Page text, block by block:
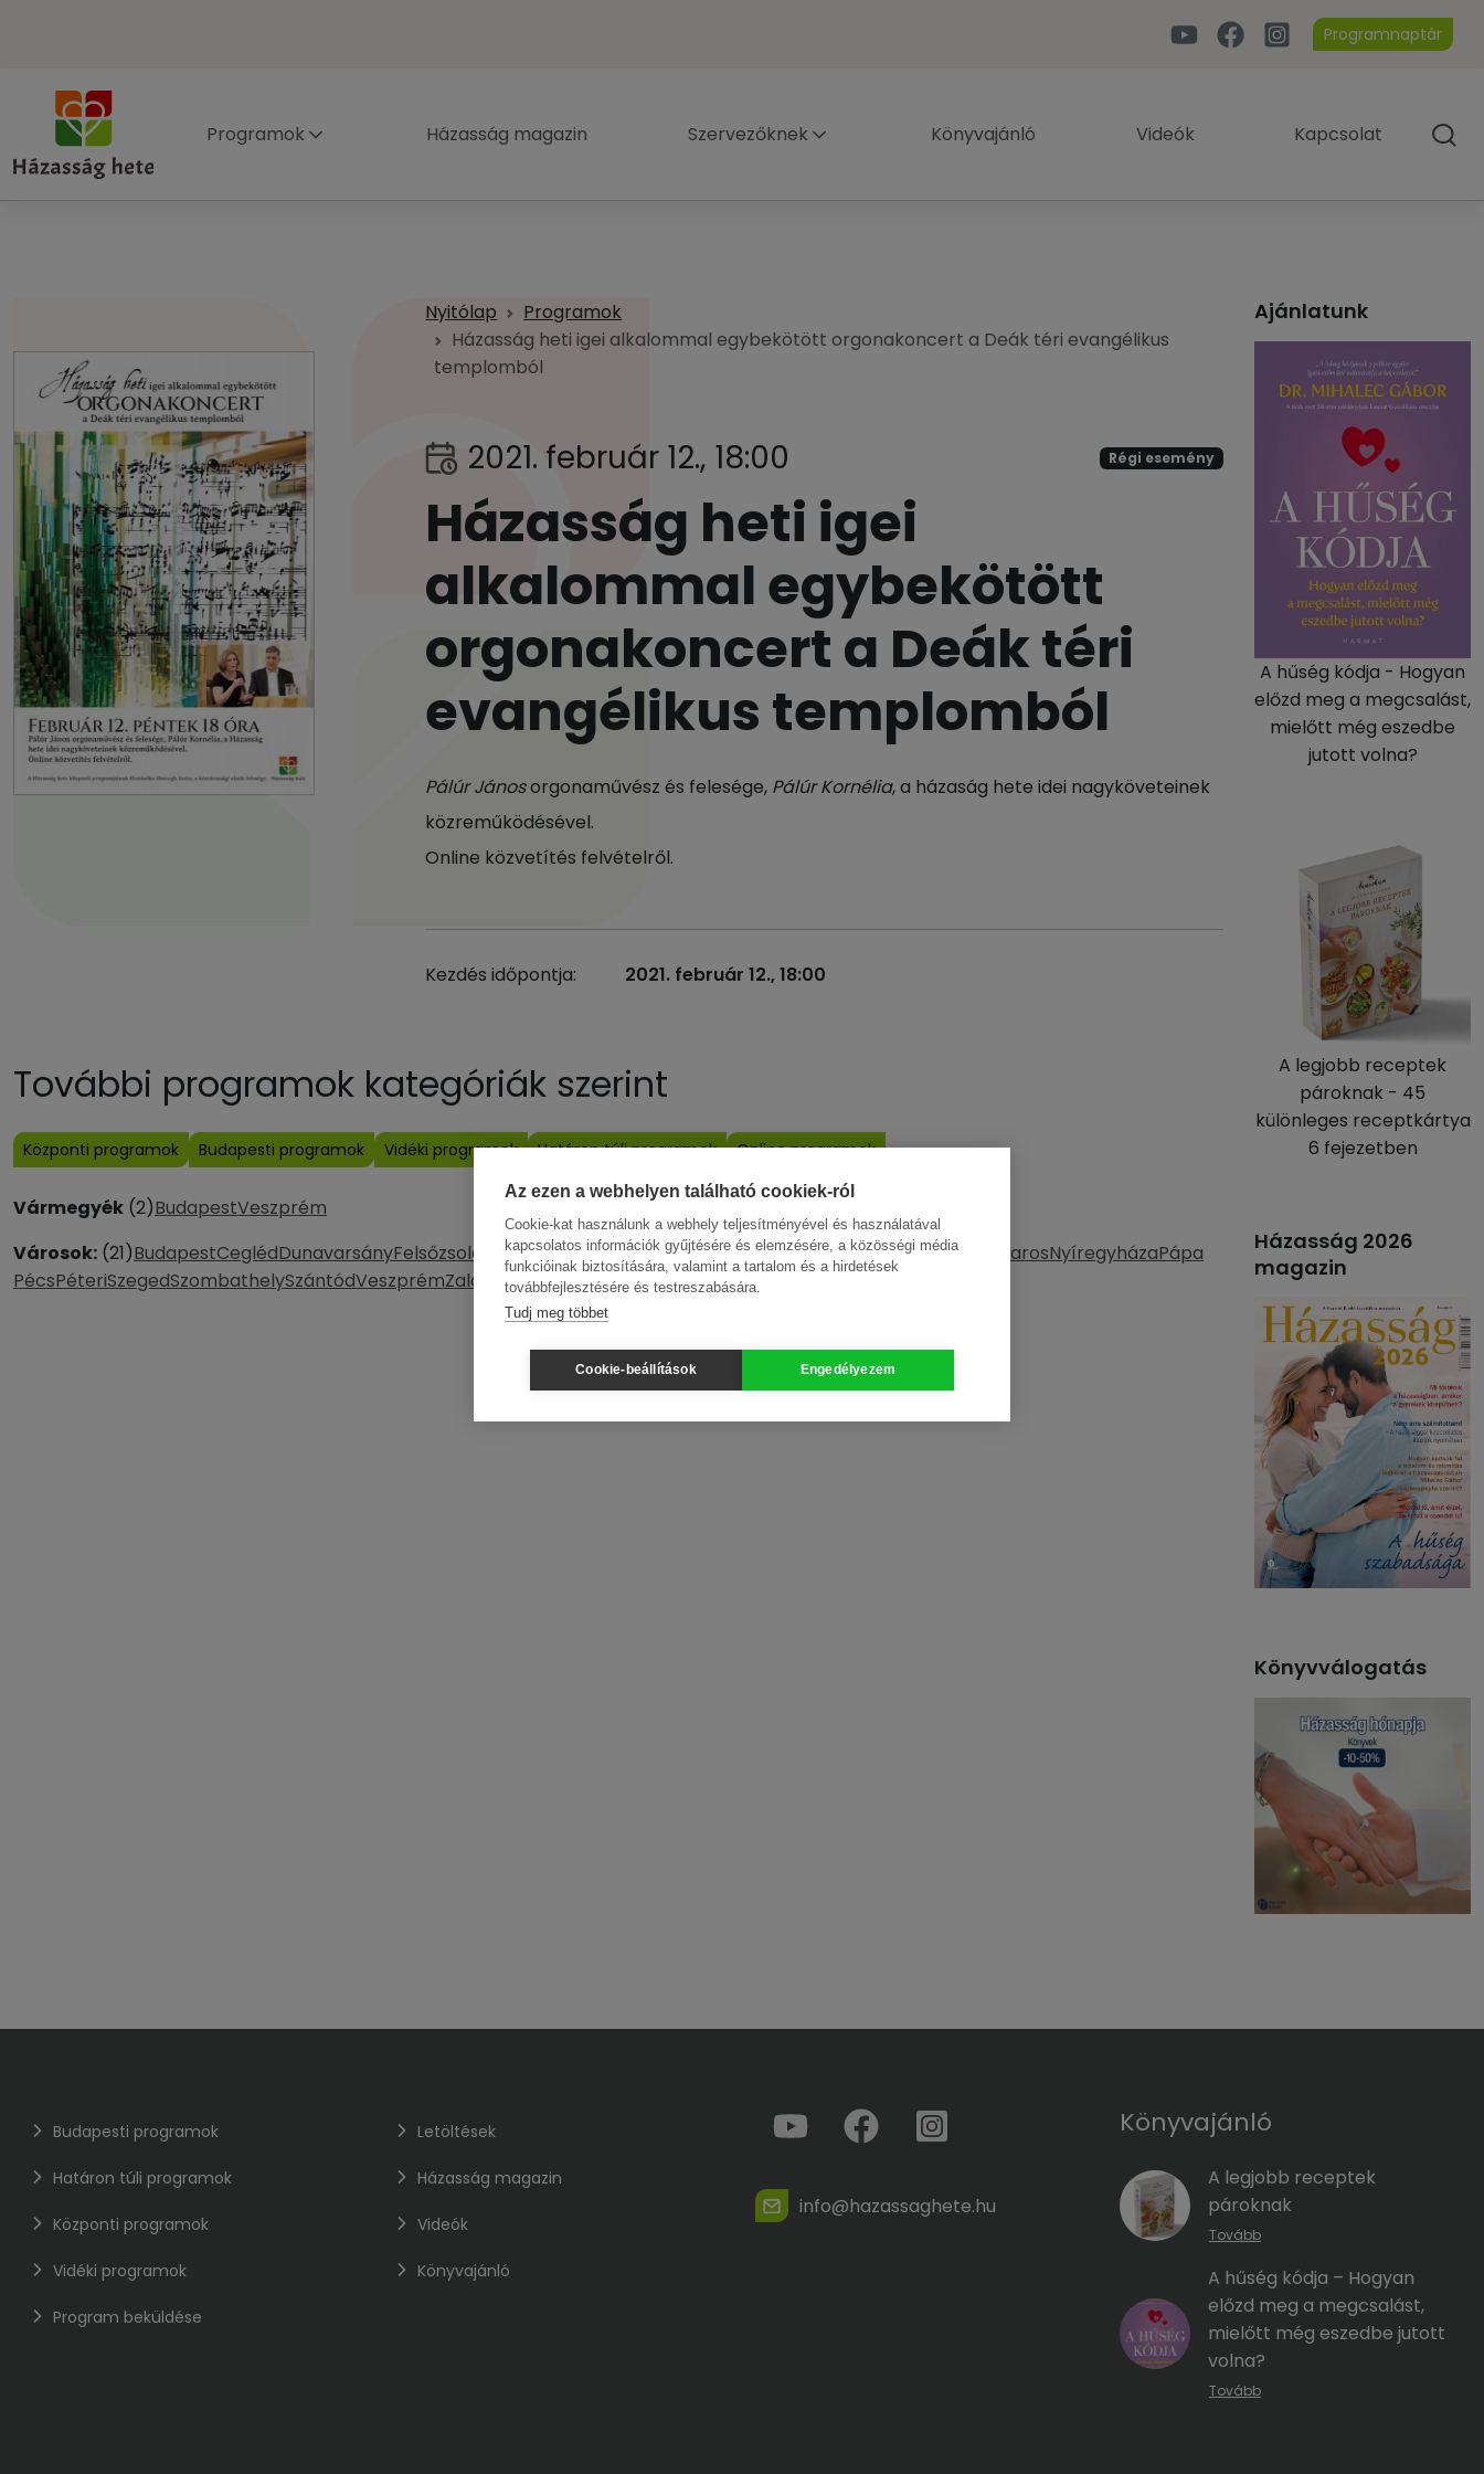
Programnaptár
Programok Házasság magazin Szervezőknek Könyvajánló Videók Kapcsolat
Nyitólap
Programok
Házasság heti igei alkalommal egybekötött orgonakoncert a Deák téri evangélikus
templomból
2021. február 12., 18:00 Régi esemény
Házasság heti igei
alkalommal egybekötött
orgonakoncert a Deák téri
evangélikus templomból
Pálúr Jánosorgonaművész és felesége, Pálúr Kornélia, a házaság hete idei nagyköveteinek
közreműködésével.
Online közvetítés felvételről.
Kezdés időpontja: 2021. február 12., 18:00
További programok kategóriák szerint
Központi programok Budapesti programok Vidéki programok Határon túli programok Online programok
Vármegyék (2)BudapestVeszprém
Városok: (21)BudapestCeglédDunavarsányFelsőzsolca FótGyőrHódmezővásárhelyKecskemét KoroncóKosdNagymarosNyíregyházaPápa
PécsPéteriSzegedSzombathelySzántódVeszprémZalaegerszegZákányszék
Ajánlatunk
A hűség kódja - Hogyan
előzd meg a megcsalást,
mielőtt még eszedbe
jutott volna?
A legjobb receptek
pároknak - 45
különleges receptkártya
6 fejezetben
Házasság 2026
magazin
Könyvválogatás
Budapesti programok
Határon túli programok
Központi programok
Vidéki programok
Program beküldése
Letöltések
Házasság magazin
Videók
Könyvajánló
info@hazassaghete.hu
Könyvajánló
A legjobb receptek
pároknak
Tovább
A hűség kódja – Hogyan
előzd meg a megcsalást,
mielőtt még eszedbe jutott
volna?
Tovább
Az ezen a webhelyen található cookiek-ról
Cookie-kat használunk a webhely teljesítményével és használatával
kapcsolatos információk gyűjtésére és elemzésére, a közösségi média
funkcióinak biztosítására, valamint a tartalom és a hirdetések
továbbfejlesztésére és testreszabására.
Tudj meg többet
Cookie-beállítások Engedélyezem